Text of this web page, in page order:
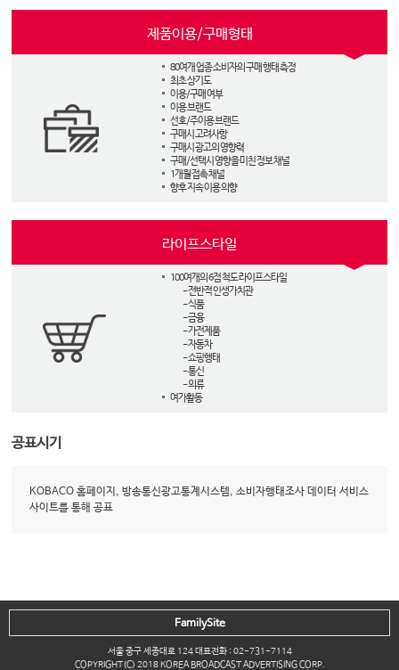
제품이용/구매형태
80여개 업종 소비자의 구매 행태 측정
최초 상기도
이용/구매 여부
이용 브랜드
선호/주이용 브랜드
구매시 고려사항
구매시 광고의 영향력
구매/선택시 영향을 미친 정보 채널
1개월 접촉 채널
향후 지속 이용 의향
라이프스타일
100여개의 6점 척도 라이프스타일
- 전반적 인생가치관
- 식품
- 금융
- 가전제품
- 자동차
- 쇼핑행태
- 통신
- 의류
여가활동
공표시기
KOBACO 홈페이지, 방송통신광고통계시스템, 소비자행태조사 데이터 서비스
사이트를 통해 공표
서울 중구 세종대로 124 대표전화 : 02-731-7114
COPYRIGHT(C) 2018 KOREA BROADCAST ADVERTISING CORP.
FamilySite